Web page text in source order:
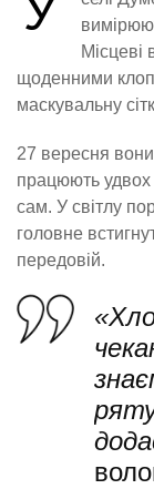
Місцеві
щоденними
маскувальну
27 вересня вони
працюють удвох
сам. У світлу
головне
передовій.